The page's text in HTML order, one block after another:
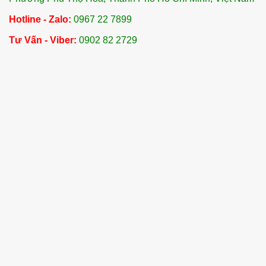
Hotline - Zalo: 0967 22 7899
Tư Vấn - Viber: 0902 82 2729